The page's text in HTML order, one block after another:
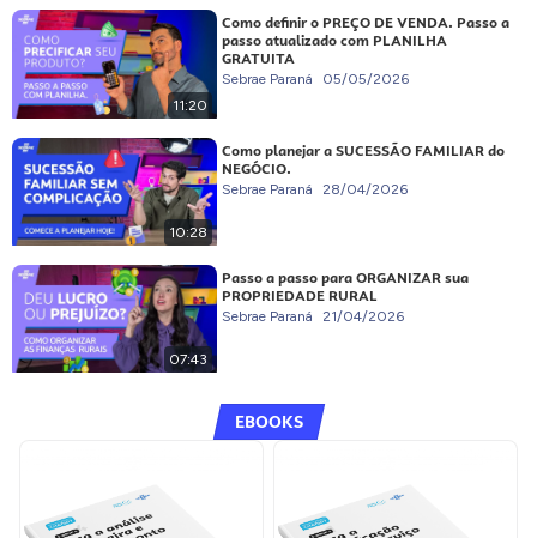
11:20
Como definir o PREÇO DE VENDA. Passo a
passo atualizado com PLANILHA
GRATUITA
Sebrae Paraná 05/05/2026
10:28
Como planejar a SUCESSÃO FAMILIAR do
NEGÓCIO.
Sebrae Paraná 28/04/2026
07:43
Passo a passo para ORGANIZAR sua
PROPRIEDADE RURAL
Sebrae Paraná 21/04/2026
EBOOKS